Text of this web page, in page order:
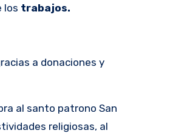
los trabajos.
a donaciones y
al santo patrono San
religiosas, al